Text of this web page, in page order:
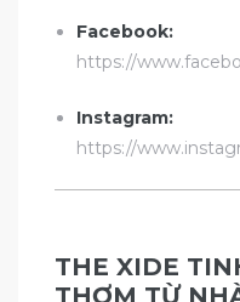
Facebook:
https://
Instagram:
https://
THE XIDE
THƠM TỪ